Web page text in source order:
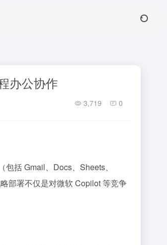
办公协作
3,719 0
括 Gmail、Docs、Sheets、
部署不仅是对微软 Copilot 等竞争